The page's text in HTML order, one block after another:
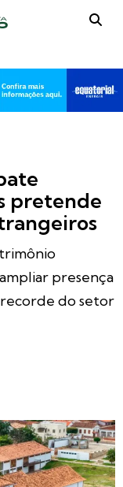
pretende
presença
do setor